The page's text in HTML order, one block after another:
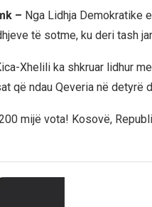
– Nga Lidhja Demokratike
të sotme, ku deri tash
Xhelili ka shkruar lidhur
që ndau Qeveria në detyrë
mijë vota! Kosovë,